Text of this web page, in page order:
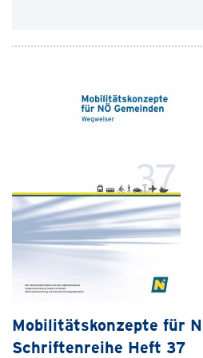
Mobilitätskonzepte für
Schriftenreihe Heft 37